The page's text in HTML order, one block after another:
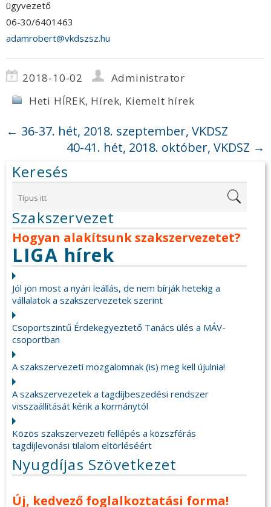
ügyvezető
06-30/6401463
adamrobert@vkdszsz.hu
2018-10-02
Administrator
Heti HÍREK, Hírek, Kiemelt hírek
← 36-37. hét, 2018. szeptember, VKDSZ
40-41. hét, 2018. október, VKDSZ →
Keresés
Szakszervezet
Hogyan alakítsunk szakszervezetet?
LIGA hírek
Jól jön most a nyári leállás, de nem bírják hetekig a
vállalatok a szakszervezetek szerint
Csoportszintű Érdekegyeztető Tanács ülés a MÁV-
csoportban
A szakszervezeti mozgalomnak (is) meg kell újulnia!
A szakszervezetek a tagdíjbeszedési rendszer
visszaállítását kérik a kormánytól
Közös szakszervezeti fellépés a közszférás
tagdíjlevonási tilalom eltörléséért
Nyugdíjas Szövetkezet
Új, kedvező foglalkoztatási forma!